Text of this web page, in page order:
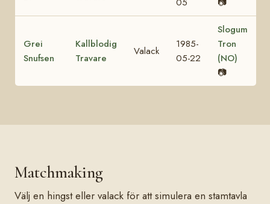
Grei
Snufsen
Kallblodig
Travare
Valack
1985-
05-22
Slogum
Tron
(NO)
📷
Matchmaking
Välj en hingst eller valack för att simulera en stamtavla